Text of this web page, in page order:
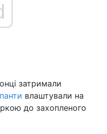
затримали
влаштували на
до захопленого